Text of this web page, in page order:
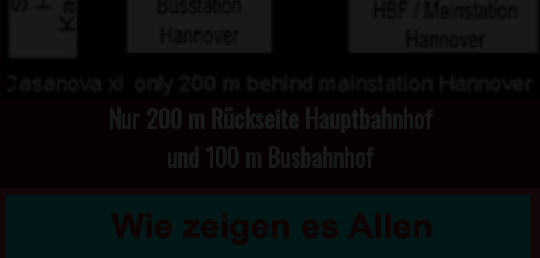
Nur 200 m Rückseite Hauptbahnhof
und 100 m Busbahnhof